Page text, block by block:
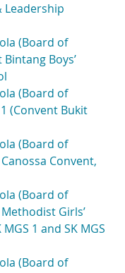
Leadership
(Board of
Boys’
(Board of
(Convent Bukit
(Board of
Convent,
(Board of
Girls’
1 and SK MGS
(Board of